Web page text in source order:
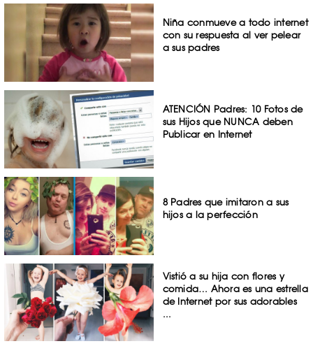
Niña conmueve a todo internet
con su respuesta al ver pelear
a sus padres
ATENCIÓN Padres: 10 Fotos de
sus Hijos que NUNCA deben
Publicar en Internet
8 Padres que imitaron a sus
hijos a la perfección
Vistió a su hija con flores y
comida… Ahora es una estrella
de Internet por sus adorables
...